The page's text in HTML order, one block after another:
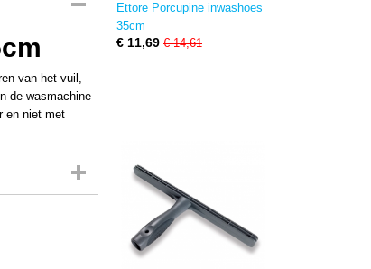
van het vuil,
de wasmachine
en niet met
Ettore Porcupine inwashoes
35cm
€ 11,69 € 14,61